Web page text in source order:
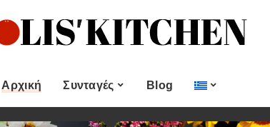
Αρχική Συνταγές Blog
Εποχιακές Συνταγές